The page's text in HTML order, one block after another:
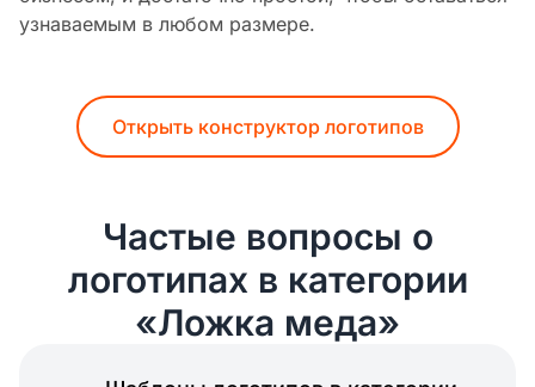
узнаваемым в любом размере.
Открыть конструктор логотипов
Частые вопросы о
логотипах в категории
«Ложка меда»